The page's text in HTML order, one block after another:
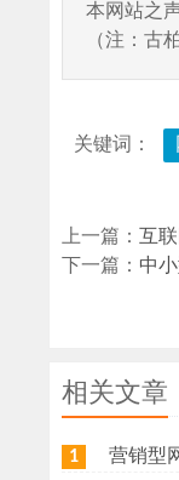
本网站之
（注：古
关键词：
上一篇： 互
下一篇： 中
相关文章
1 营销型网站建